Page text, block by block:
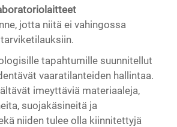
jotta niitä ei vahingossa
tapahtumille suunnitellut
vaaratilanteiden hallintaa.
imeyttäviä materiaaleja,
suojakäsineitä ja
niiden tulee olla kiinnitettyjä